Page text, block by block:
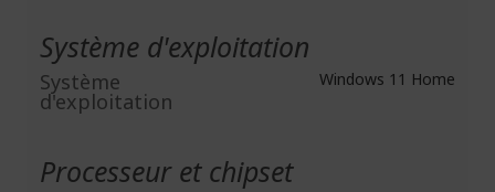
Système d'exploitation
Système
d'exploitation
Windows 11 Home
Processeur et chipset